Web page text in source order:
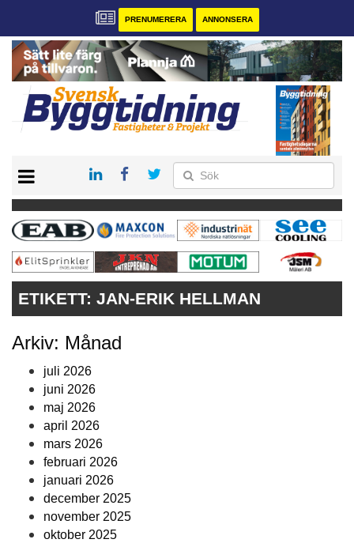
PRENUMERERA ANNONSERA
PRENUMERERA
VÅRA ANDRA MAGASIN
ANNONSERA
KONTAKT
ETIKETT: JAN-ERIK HELLMAN
Arkiv: Månad
juli 2026
juni 2026
maj 2026
april 2026
mars 2026
februari 2026
januari 2026
december 2025
november 2025
oktober 2025